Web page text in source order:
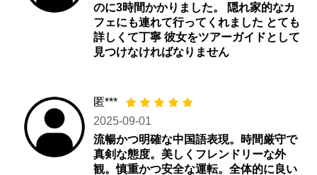
のに3時間かかりました。 隠れ家的なカ
フェにも連れて行ってくれました とても
詳しくて丁寧 彼女をツアーガイドとして
見つけなければなりません
匿***
2025-09-01
流暢かつ明確な中国語表現。時間厳守で
真剣な態度。美しくフレンドリーな外
観。慎重かつ安全な運転。全体的に良い